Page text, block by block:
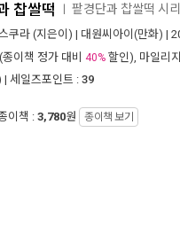
찹쌀떡 팥경단과 찹쌀떡 시
쿠라(지은이) | 대원씨아이(만화) |
(종이책 정가 대비 40% 할인), 마일리지
| 세일즈포인트 : 39
이책 :3,780원 종이책 보기